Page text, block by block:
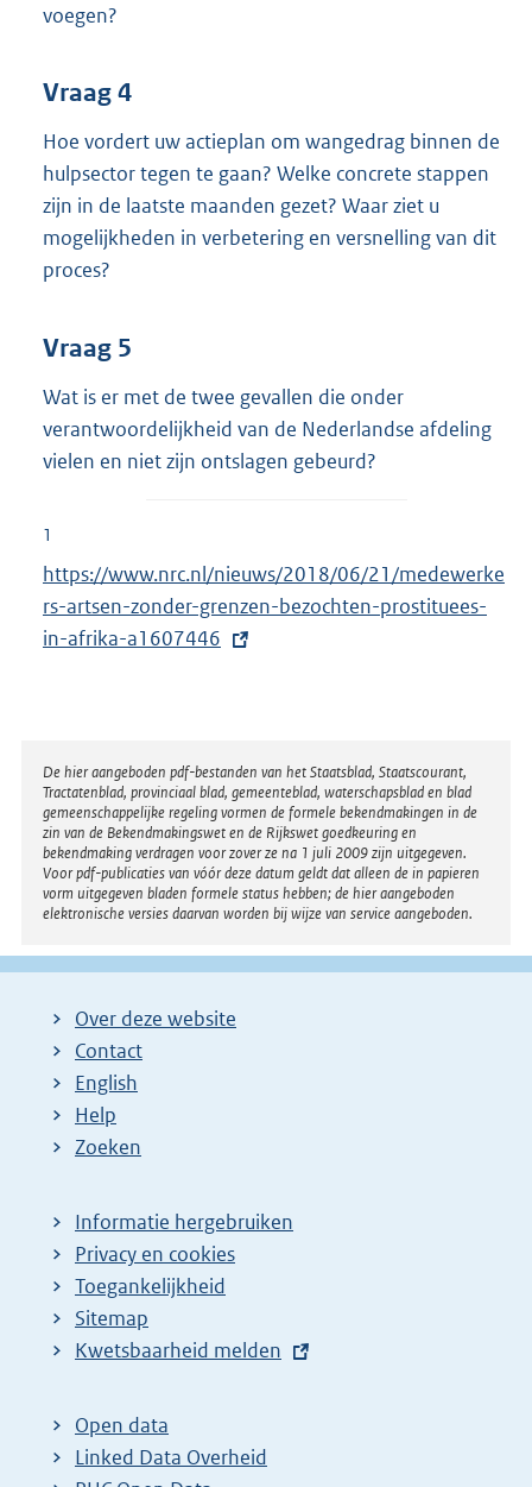
voegen?
Vraag 4
Hoe vordert uw actieplan om wangedrag binnen de
hulpsector tegen te gaan? Welke concrete stappen
zijn in de laatste maanden gezet? Waar ziet u
mogelijkheden in verbetering en versnelling van dit
proces?
Vraag 5
Wat is er met de twee gevallen die onder
verantwoordelijkheid van de Nederlandse afdeling
vielen en niet zijn ontslagen gebeurd?
1
E
x
t
e
l
i
n
k
:
https://www.nrc.nl/nieuws/2018/06/21/medewerke
rs-artsen-zonder-grenzen-bezochten-prostituees-
in-afrika-a1607446
Disclaimer
De hier aangeboden pdf-bestanden van het Staatsblad, Staatscourant,
Tractatenblad, provinciaal blad, gemeenteblad, waterschapsblad en blad
gemeenschappelijke regeling vormen de formele bekendmakingen in de
zin van de Bekendmakingswet en de Rijkswet goedkeuring en
bekendmaking verdragen voor zover ze na 1 juli 2009 zijn uitgegeven.
Voor pdf-publicaties van vóór deze datum geldt dat alleen de in papieren
vorm uitgegeven bladen formele status hebben; de hier aangeboden
elektronische versies daarvan worden bij wijze van service aangeboden.
Over deze website
Contact
English
Help
Zoeken
Informatie hergebruiken
Privacy en cookies
Toegankelijkheid
Sitemap
E
t
e
r
Kwetsbaarheid melden
Open data
Linked Data Overheid